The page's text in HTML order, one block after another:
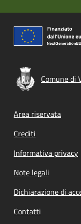
Comune di
Footer
Area riservata
Crediti
Informativa privacy
Note legali
Dichiarazione di
Contatti